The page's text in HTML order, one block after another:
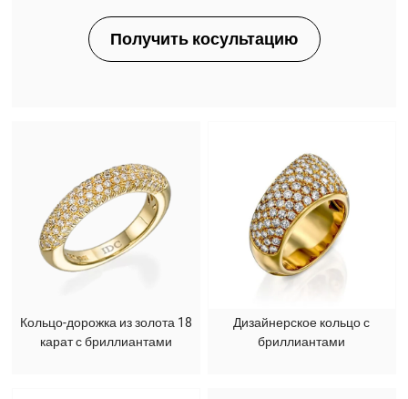
Получить косультацию
Кольцо-дорожка из золота 18
карат с бриллиантами
Дизайнерское кольцо с
бриллиантами